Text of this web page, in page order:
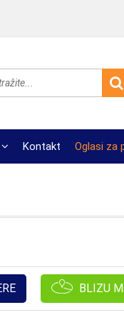
Kontakt Oglasi za
BLIZU